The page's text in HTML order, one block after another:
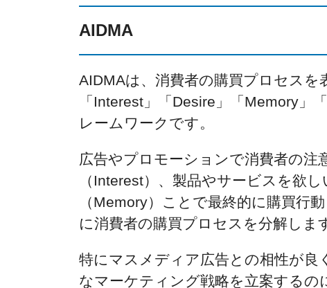
AIDMA
AIDMAは、消費者の購買プロセスを
「Interest」「Desire」「Memory」
レームワークです。
広告やプロモーションで消費者の注
（Interest）、製品やサービスを欲
（Memory）ことで最終的に購買行
に消費者の購買プロセスを分解しま
特にマスメディア広告との相性が良
なマーケティング戦略を立案するの